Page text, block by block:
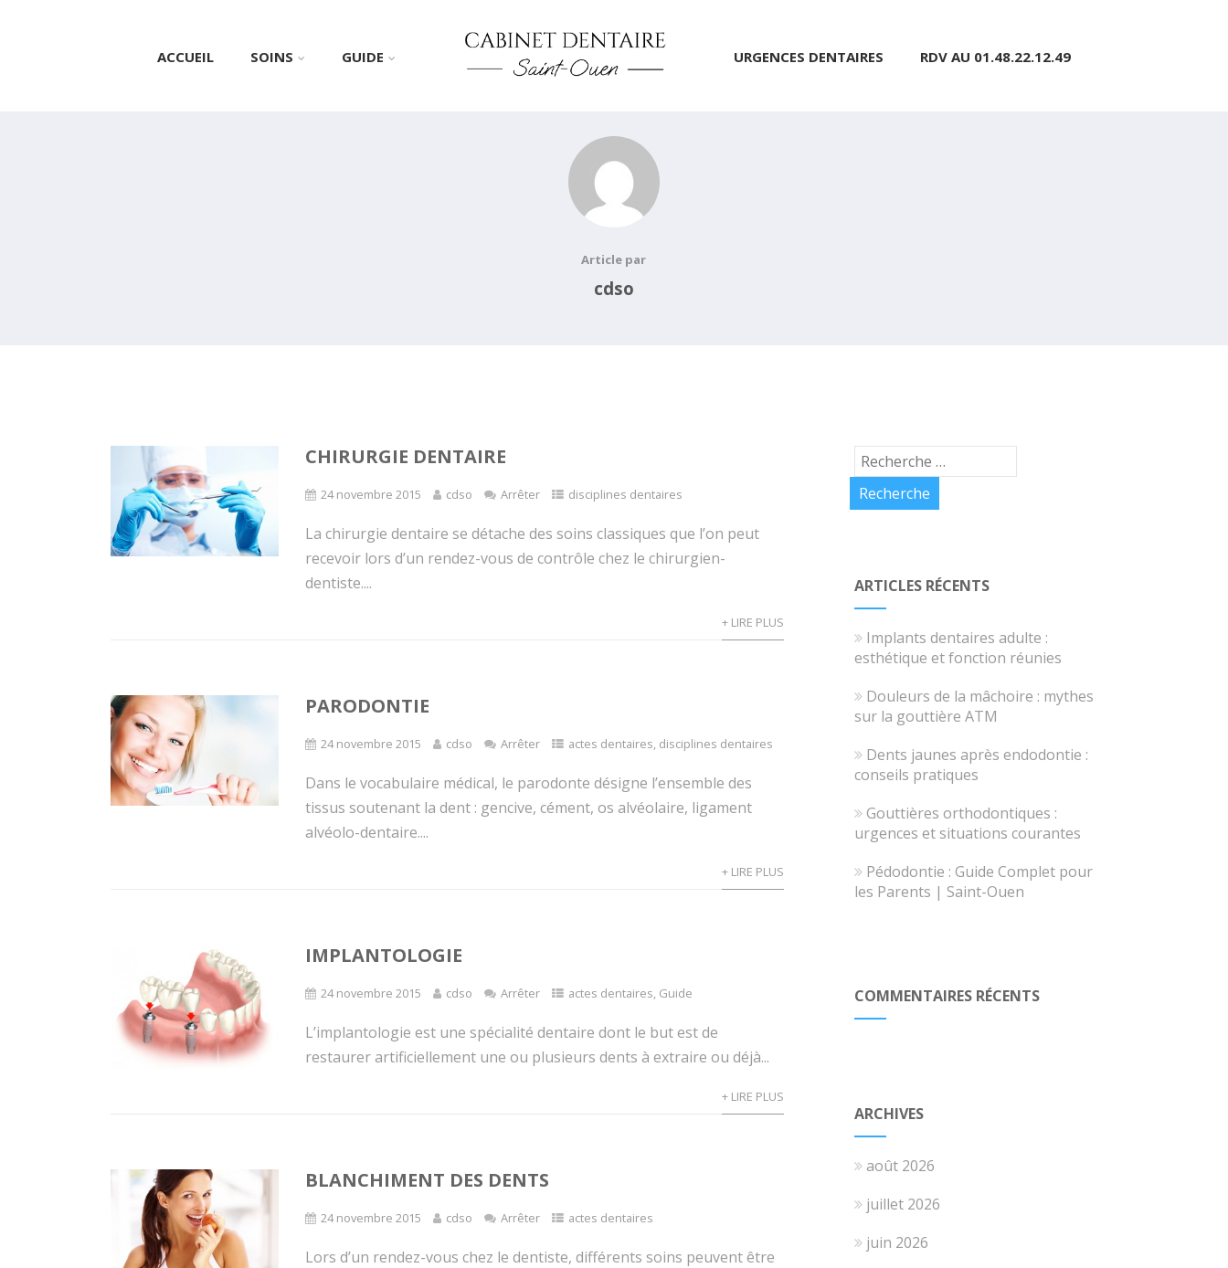
ACCUEIL SOINS GUIDE URGENCES DENTAIRES RDV AU 01.48.22.12.49
Article par
cdso
CHIRURGIE DENTAIRE
24 novembre 2015 cdso Arrêter disciplines dentaires
La chirurgie dentaire se détache des soins classiques que l’on peut
recevoir lors d’un rendez-vous de contrôle chez le chirurgien-
dentiste....
+ LIRE PLUS
PARODONTIE
24 novembre 2015 cdso Arrêter actes dentaires, disciplines dentaires
Dans le vocabulaire médical, le parodonte désigne l’ensemble des
tissus soutenant la dent : gencive, cément, os alvéolaire, ligament
alvéolo-dentaire....
+ LIRE PLUS
IMPLANTOLOGIE
24 novembre 2015 cdso Arrêter actes dentaires, Guide
L’implantologie est une spécialité dentaire dont le but est de
restaurer artificiellement une ou plusieurs dents à extraire ou déjà...
+ LIRE PLUS
BLANCHIMENT DES DENTS
24 novembre 2015 cdso Arrêter actes dentaires
Lors d’un rendez-vous chez le dentiste, différents soins peuvent être
ARTICLES RÉCENTS
Implants dentaires adulte :
esthétique et fonction réunies
Douleurs de la mâchoire : mythes
sur la gouttière ATM
Dents jaunes après endodontie :
conseils pratiques
Gouttières orthodontiques :
urgences et situations courantes
Pédodontie : Guide Complet pour
les Parents | Saint-Ouen
COMMENTAIRES RÉCENTS
ARCHIVES
août 2026
juillet 2026
juin 2026